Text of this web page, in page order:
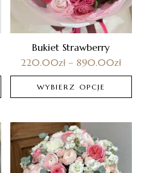
Bukiet Strawberry
220.00zł – 890.00zł
WYBIERZ OPCJE